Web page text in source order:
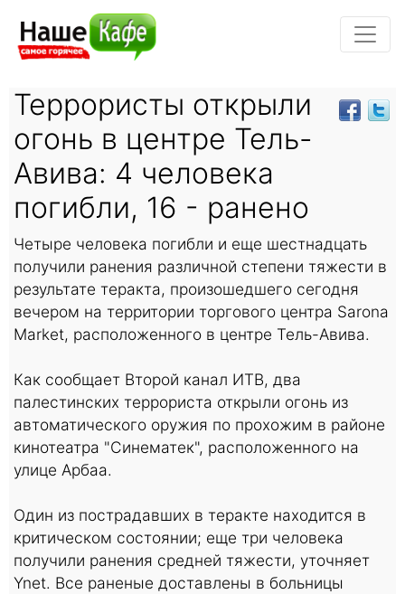
Террористы открыли
огонь в центре Тель-
Авива: 4 человека
погибли, 16 - ранено
Четыре человека погибли и еще шестнадцать
получили ранения различной степени тяжести в
результате теракта, произошедшего сегодня
вечером на территории торгового центра Sarona
Market, расположенного в центре Тель-Авива.
Как сообщает Второй канал ИТВ, два
палестинских террориста открыли огонь из
автоматического оружия по прохожим в районе
кинотеатра "Синематек", расположенного на
улице Арбаа.
Один из пострадавших в теракте находится в
критическом состоянии; еще три человека
получили ранения средней тяжести, уточняет
Ynet. Все раненые доставлены в больницы